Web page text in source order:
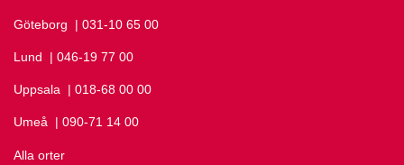
Göteborg Ring Göteborg på
| 031-10 65 00
Lund Ring Lund på
| 046-19 77 00
Uppsala Ring Uppsala på
| 018-68 00 00
Umeå Ring Umeå på
| 090-71 14 00
Alla orter